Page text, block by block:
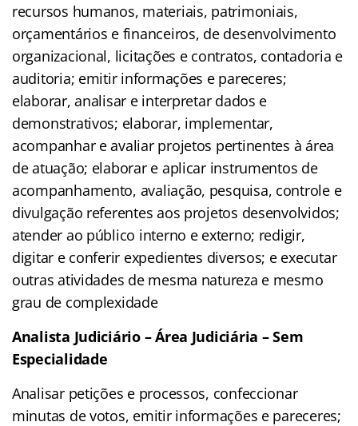
recursos humanos, materiais, patrimoniais,
orçamentários e financeiros, de desenvolvimento
organizacional, licitações e contratos, contadoria e
auditoria; emitir informações e pareceres;
elaborar, analisar e interpretar dados e
demonstrativos; elaborar, implementar,
acompanhar e avaliar projetos pertinentes à área
de atuação; elaborar e aplicar instrumentos de
acompanhamento, avaliação, pesquisa, controle e
divulgação referentes aos projetos desenvolvidos;
atender ao público interno e externo; redigir,
digitar e conferir expedientes diversos; e executar
outras atividades de mesma natureza e mesmo
grau de complexidade
Analista Judiciário – Área Judiciária – Sem
Especialidade
Analisar petições e processos, confeccionar
minutas de votos, emitir informações e pareceres;